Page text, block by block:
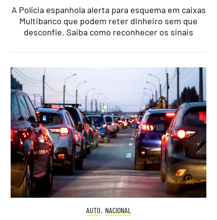
A Polícia espanhola alerta para esquema em caixas
Multibanco que podem reter dinheiro sem que
desconfie. Saiba como reconhecer os sinais
AUTO, NACIONAL